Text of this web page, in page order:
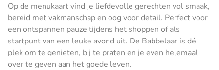
Op de menukaart vind je liefdevolle gerechten vol smaak,
bereid met vakmanschap en oog voor detail. Perfect voor
een ontspannen pauze tijdens het shoppen of als
startpunt van een leuke avond uit. De Babbelaar is dé
plek om te genieten, bij te praten en je even helemaal
over te geven aan het goede leven.